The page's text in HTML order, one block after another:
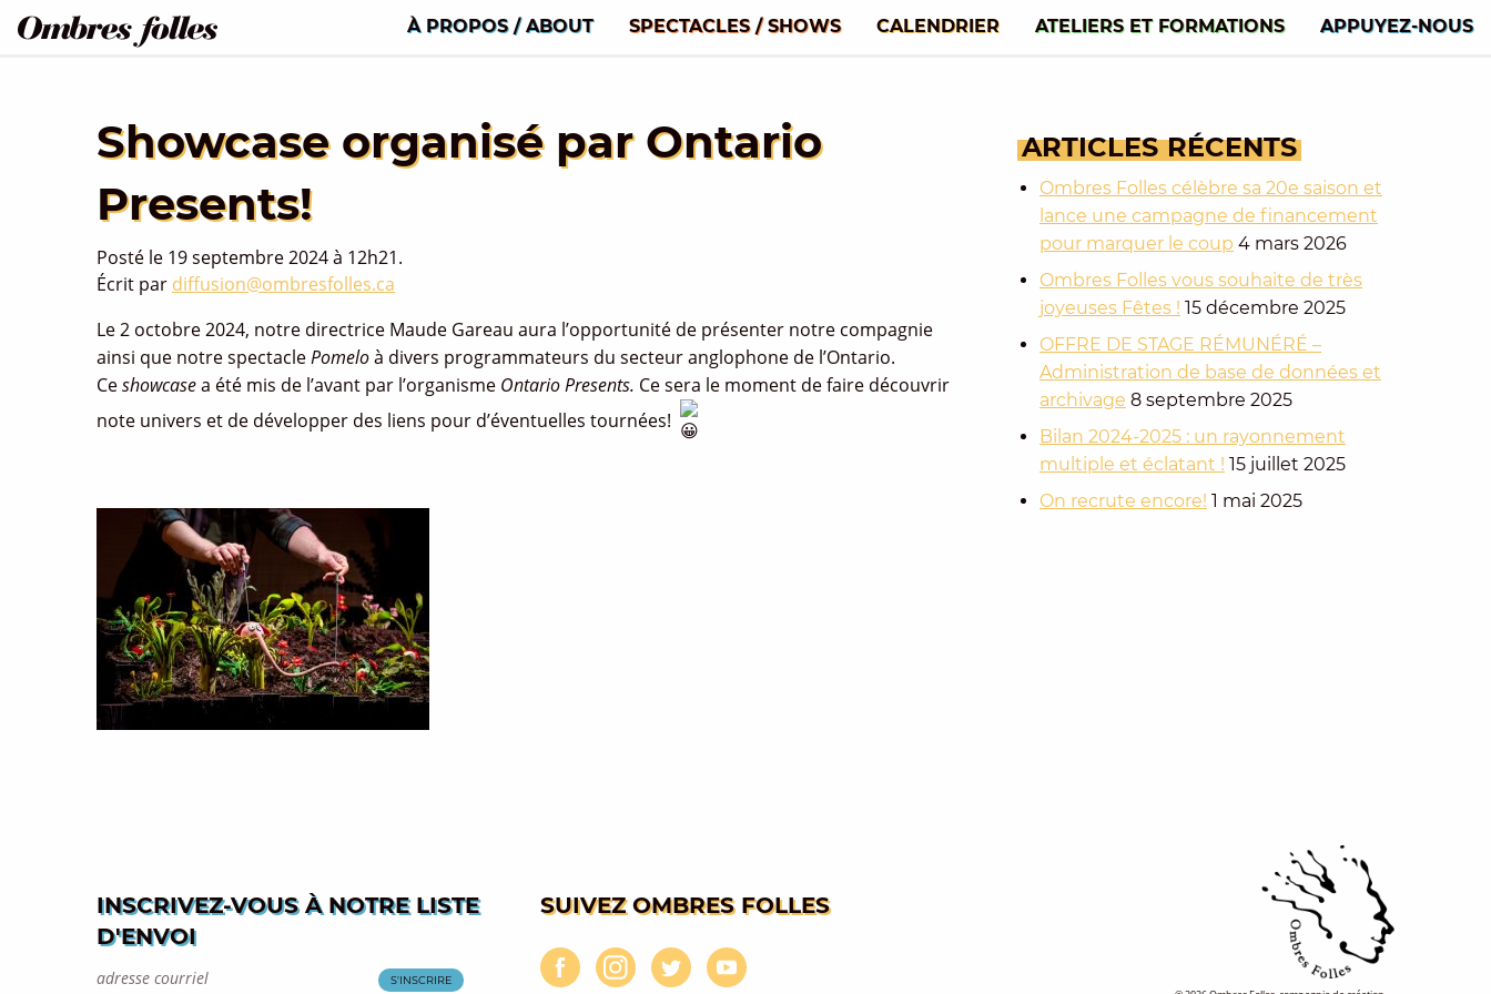
À PROPOS / ABOUT SPECTACLES / SHOWS CALENDRIER ATELIERS ET FORMATIONS APPUYEZ-NOUS
Showcase organisé par Ontario
Presents!
Posté le 19 septembre 2024 à 12h21.
Écrit par diffusion@ombresfolles.ca
Le 2 octobre 2024, notre directrice Maude Gareau aura l’opportunité de présenter notre compagnie
ainsi que notre spectaclePomeloà divers programmateurs du secteur anglophone de l’Ontario.
Ceshowcasea été mis de l’avant par l’organisme Ontario Presents. Ce sera le moment de faire découvrir
note univers et de développer des liens pour d’éventuelles tournées!
ARTICLES RÉCENTS
Ombres Folles célèbre sa 20e saison et
lance une campagne de financement
pour marquer le coup 4 mars 2026
Ombres Folles vous souhaite de très
joyeuses Fêtes ! 15 décembre 2025
OFFRE DE STAGE RÉMUNÉRÉ –
Administration de base de données et
archivage 8 septembre 2025
Bilan 2024-2025 : un rayonnement
multiple et éclatant ! 15 juillet 2025
On recrute encore! 1 mai 2025
INSCRIVEZ-VOUS À NOTRE LISTE
D'ENVOI
SUIVEZ OMBRES FOLLES